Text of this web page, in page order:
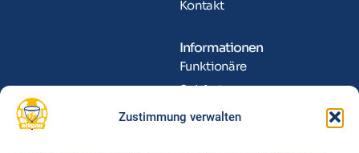
Zustimmung verwalten
Kontakt
Informationen
Funktionäre
Spielorte
Downloads